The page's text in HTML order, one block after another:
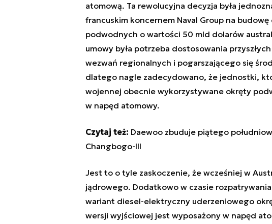
atomową. Ta rewolucyjna decyzja była
francuskim koncernem Naval Group na
podwodnych o wartości 50 mld dolarów
umowy była potrzeba dostosowania
wezwań regionalnych i pogarszającego się
dlatego nagle zadecydowano, że jednostki,
wojennej obecnie wykorzystywane okręty
w napęd atomowy.
Czytaj też: Daewoo zbuduje piątego
Changbogo-III
Jest to o tyle zaskoczenie, że wcześniej w
jądrowego. Dodatkowo w czasie
wariant diesel-elektryczny uderzeniowego
wersji wyjściowej jest wyposażony w napęd